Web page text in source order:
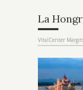
La
VitalCenter